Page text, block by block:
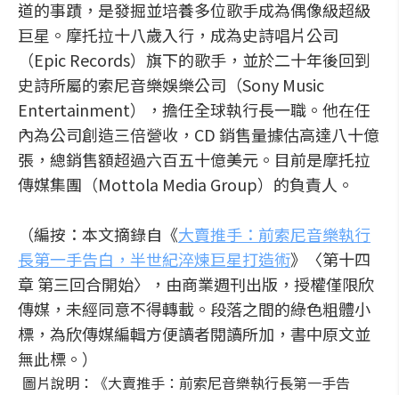
道的事蹟，是發掘並培養多位歌手成為偶像級超級
巨星。摩托拉十八歲入行，成為史詩唱片公司
（Epic Records）旗下的歌手，並於二十年後回到
史詩所屬的索尼音樂娛樂公司（Sony Music
Entertainment），擔任全球執行長一職。他在任
內為公司創造三倍營收，CD 銷售量據估高達八十億
張，總銷售額超過六百五十億美元。目前是摩托拉
傳媒集團（Mottola Media Group）的負責人。
（編按：本文摘錄自《大賣推手：前索尼音樂執行
長第一手告白，半世紀淬煉巨星打造術》〈第十四
章 第三回合開始〉，由商業週刊出版，授權僅限欣
傳媒，未經同意不得轉載。段落之間的綠色粗體小
標，為欣傳媒編輯方便讀者閱讀所加，書中原文並
無此標。）
圖片說明：《大賣推手：前索尼音樂執行長第一手告